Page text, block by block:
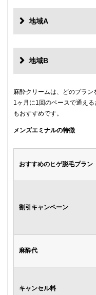
地域A
地域B
麻酔クリームは、どのプラン
1ヶ月に1回のペースで通え
もおすすめです。
メンズエミナルの特徴
おすすめのヒゲ脱毛プラン
割引キャンペーン
麻酔代
キャンセル料